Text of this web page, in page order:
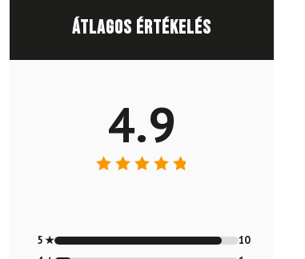
Átlagos értékelés
4.9
5 ★
10